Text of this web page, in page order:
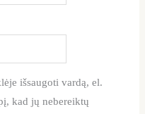
išsaugoti vardą, el.
kad jų nebereiktų